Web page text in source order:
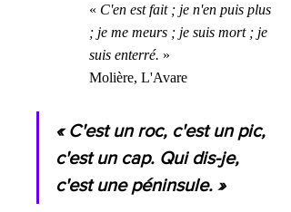
« C'en est fait ; je n'en puis plus
; je me meurs ; je suis mort ; je
suis enterré. »
Molière, L'Avare
« C'est un roc, c'est un pic,
c'est un cap. Qui dis-je,
c'est une péninsule. »